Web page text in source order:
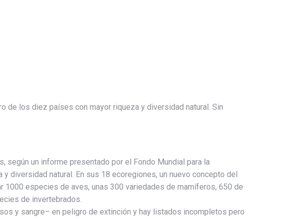
de los diez países con mayor riqueza y diversidad natural. Sin
según un informe presentado por el Fondo Mundial para la
diversidad natural. En sus 18 ecoregiones, un nuevo concepto del
1000 especies de aves, unas 300 variedades de mamíferos, 650 de
de invertebrados.
y sangre– en peligro de extinción y hay listados incompletos pero